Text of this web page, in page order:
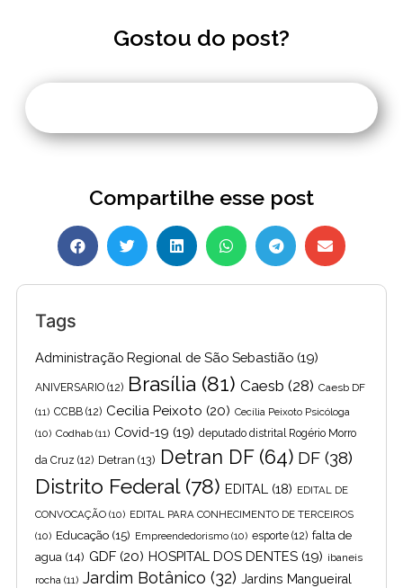
Gostou do post?
Compartilhe esse post
Tags
Administração Regional de São Sebastião (19)
ANIVERSARIO (12) Brasília (81) Caesb (28) Caesb DF
(11) CCBB (12) Cecilia Peixoto (20) Cecília Peixoto Psicóloga
(10) Codhab (11) Covid-19 (19) deputado distrital Rogério Morro
da Cruz (12) Detran (13) Detran DF(64) DF (38)
Distrito Federal(78) EDITAL (18) EDITAL DE
CONVOCAÇÃO (10) EDITAL PARA CONHECIMENTO DE TERCEIROS
(10) Educação (15) Empreendedorismo (10) esporte (12) falta de
agua (14) GDF (20) HOSPITAL DOS DENTES (19) ibaneis
rocha (11) Jardim Botânico (32) Jardins Mangueiral